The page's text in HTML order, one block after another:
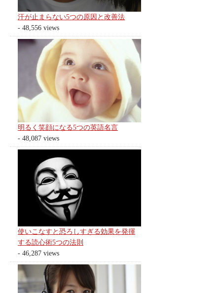
汗が止まらない5つの原因と改善法
- 48,556 views
明るく笑顔になる5つの英語名言
- 48,087 views
使いこなすと恐ろしすぎる効果を発揮
する読心術5つの法則
- 46,287 views